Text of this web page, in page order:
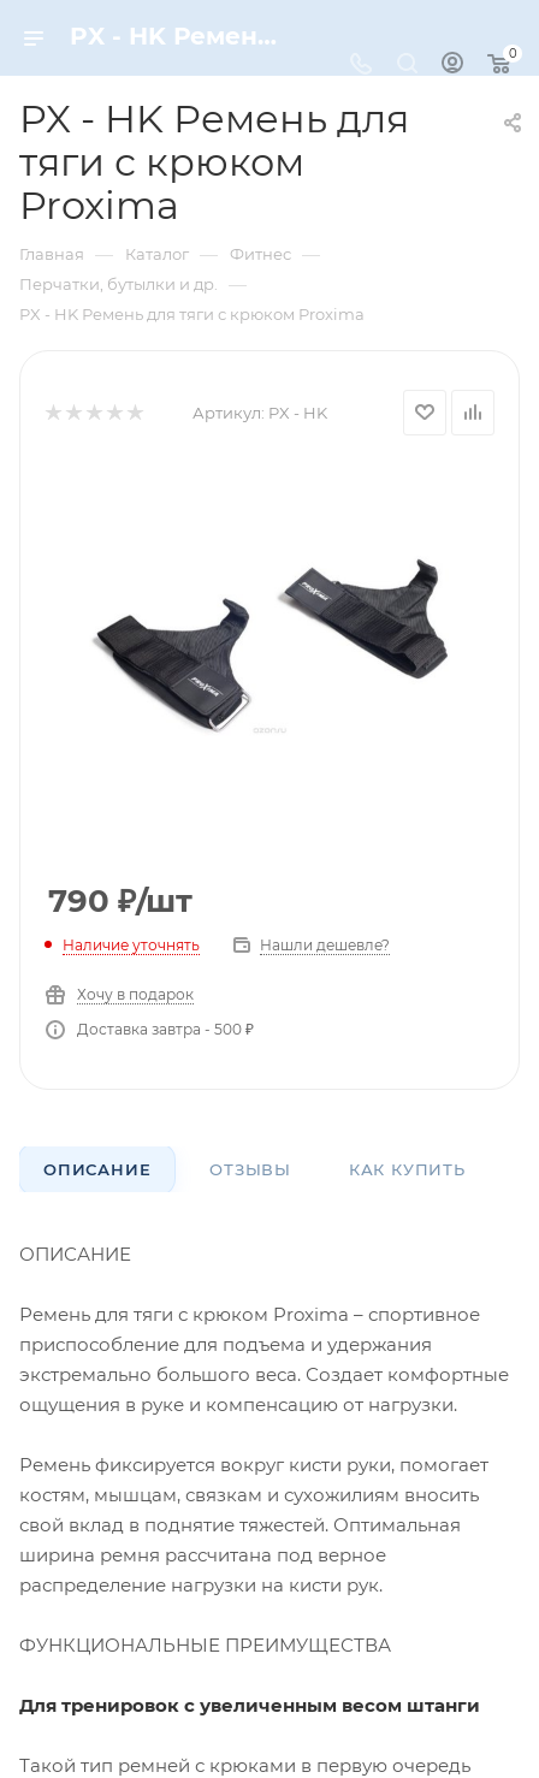
PX - HK Ремень для тяги с крюком Proxima – купить по цене 790 руб. в интернет-магазине Dynamic-Sport
0
PX - HK Ремень для
тяги с крюком
Proxima
Главная — Каталог — Фитнес —
Перчатки, бутылки и др. —
PX - HK Ремень для тяги с крюком Proxima
Артикул: PX - HK
790 ₽/шт
Наличие уточнять Нашли дешевле?
Хочу в подарок
Доставка завтра - 500 ₽
ОПИСАНИЕ ОТЗЫВЫ КАК КУПИТЬ
ОПИСАНИЕ
Ремень для тяги с крюком Proxima – спортивное
приспособление для подъема и удержания
экстремально большого веса. Создает комфортные
ощущения в руке и компенсацию от нагрузки.
Ремень фиксируется вокруг кисти руки, помогает
костям, мышцам, связкам и сухожилиям вносить
свой вклад в поднятие тяжестей. Оптимальная
ширина ремня рассчитана под верное
распределение нагрузки на кисти рук.
ФУНКЦИОНАЛЬНЫЕ ПРЕИМУЩЕСТВА
Для тренировок с увеличенным весом штанги
Такой тип ремней с крюками в первую очередь